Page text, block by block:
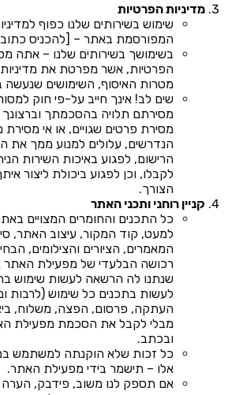
מדיניות הפרטיות
שימוש בשירותים שלנו כפוף
המפורסמת באתר – [להכניס
בשימושך בשירותים שלנו – אתה
הפרטיות, אשר מפרטת את מדיניות
מטרות האיסוף, השימושים שנעשה
שים לב! אינך חייב על-פי חוק
מסירתם תלויה בהסכמתך
מסירת פרטים שגויים, או אי
הנדרשים, עלולים למנוע ממך את
הרישום, לפגוע באיכות השירות
לקבלו, וכן לפגוע ביכולת ליצור
הצורך.
קניין רוחני ותכני האתר
כל התכנים והחומרים המצויים
למעט, קוד המקור, עיצוב האתר,
המאמרים, הציורים והצילומים,
רכושה הבלעדי של מפעילת האתר
שנתנו לה הרשאה לעשות שימוש
לעשות בתכנים כל שימוש (לרבות
העתקה, פרסום, הפצה, משלוח,
מבלי לקבל את הסכמת מפעילת
ובכתב.
כל זכות שלא הוקנתה למשתמש
אלו – תישמר בידי מפעילת האתר.
אם תספק לנו משוב, פידבק, הערה